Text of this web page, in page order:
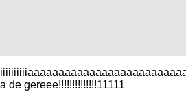
de gereee!!!!!!!!!!!!!!11111